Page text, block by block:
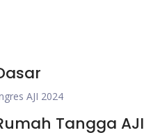
AJI 2024
Tangga AJI